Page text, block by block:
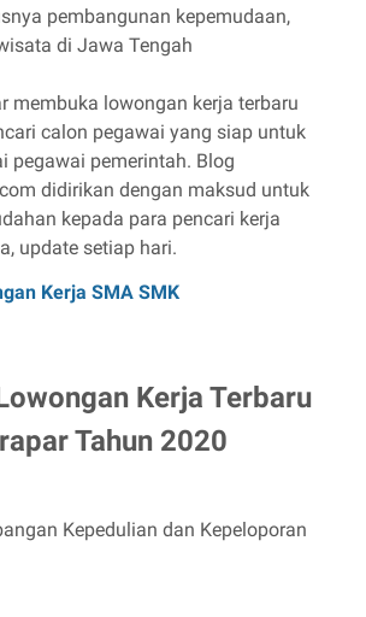
pembangunan kepemudaan,
di Jawa Tengah
membuka lowongan kerja terbaru
calon pegawai yang siap untuk
pegawai pemerintah. Blog
didirikan dengan maksud untuk
kepada para pencari kerja
update setiap hari.
Kerja SMA SMK
Kerja Terbaru
Tahun 2020
Kepedulian dan Kepeloporan